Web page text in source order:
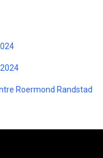
Roermond Randstad